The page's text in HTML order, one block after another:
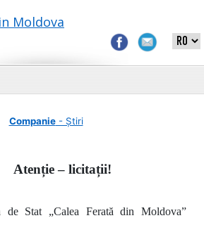
Moldova
Companie- Știri
Atenție – licitații!
de Stat „Calea Ferată din Moldova”